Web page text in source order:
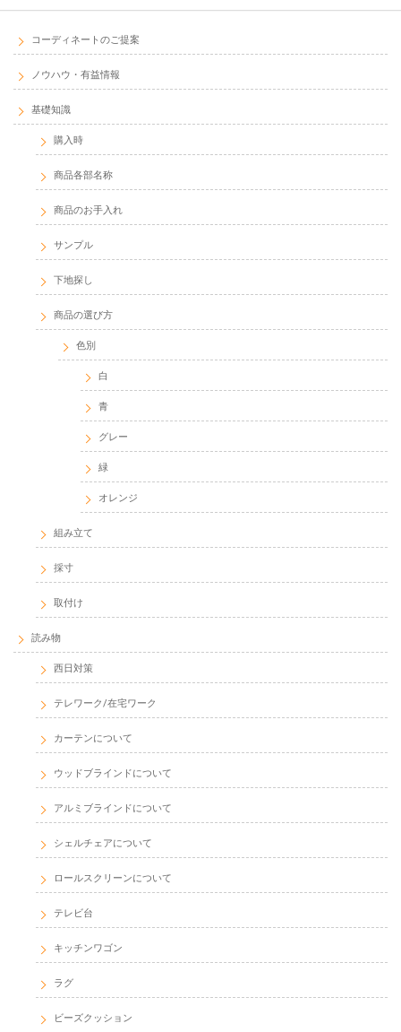
コーディネートのご提案
ノウハウ・有益情報
基礎知識
購入時
商品各部名称
商品のお手入れ
サンプル
下地探し
商品の選び方
色別
白
青
グレー
緑
オレンジ
組み立て
採寸
取付け
読み物
西日対策
テレワーク/在宅ワーク
カーテンについて
ウッドブラインドについて
アルミブラインドについて
シェルチェアについて
ロールスクリーンについて
テレビ台
キッチンワゴン
ラグ
ビーズクッション